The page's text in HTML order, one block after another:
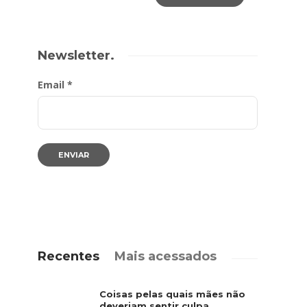
Newsletter.
Email *
Recentes Mais acessados
Coisas pelas quais mães não